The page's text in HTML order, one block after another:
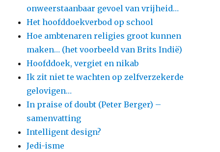
onweerstaanbaar gevoel van vrijheid…
Het hoofddoekverbod op school
Hoe ambtenaren religies groot kunnen
maken… (het voorbeeld van Brits Indië)
Hoofddoek, vergiet en nikab
Ik zit niet te wachten op zelfverzekerde
gelovigen…
In praise of doubt (Peter Berger) –
samenvatting
Intelligent design?
Jedi-isme